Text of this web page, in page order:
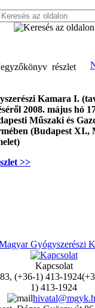
 részlet
Kamara I.
2008. május hó
Műszaki és
(Budapest XI.,
>>
Kapcsolat
1) 413-1924